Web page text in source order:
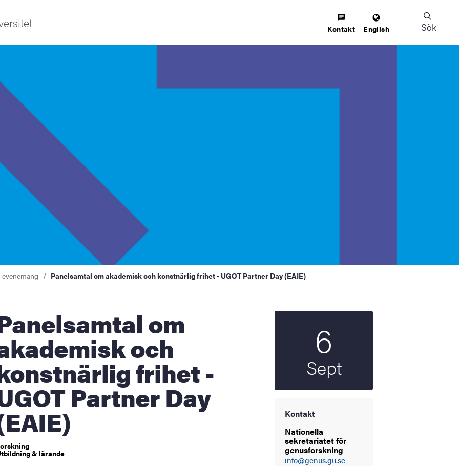
innovation
Kontakt English Sök
Panelsamtal om akademisk och konstnärlig frihet - UGOT Partner Day (EAIE)
om
och
frihet -
Partner Day
& lärande
6
Sept
Kontakt
Nationella
sekretariatet för
genusforskning
info@genus.gu.se